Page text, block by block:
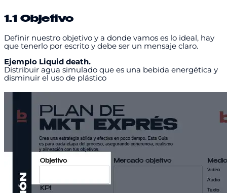
1.1 Objetivo
Definir nuestro objetivo y a donde vamos es lo ideal, hay
que tenerlo por escrito y debe ser un mensaje claro.
Ejemplo Liquid death.
Distribuir agua simulado que es una bebida energética y
disminuir el uso de plástico